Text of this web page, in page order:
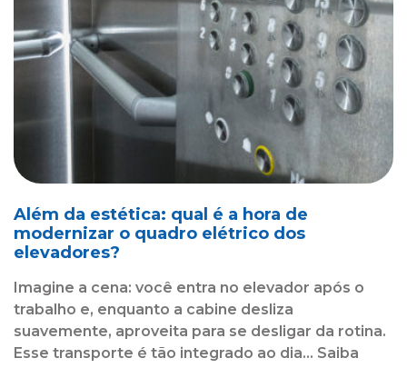
Além da estética: qual é a hora de
modernizar o quadro elétrico dos
elevadores?
Imagine a cena: você entra no elevador após o
trabalho e, enquanto a cabine desliza
suavemente, aproveita para se desligar da rotina.
Esse transporte é tão integrado ao dia... Saiba